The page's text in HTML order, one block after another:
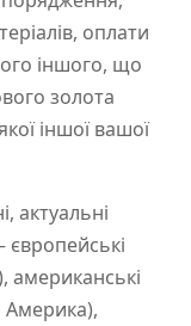
оплати
іншого, що
золота
іншої вашої
актуальні
американські
Америка),